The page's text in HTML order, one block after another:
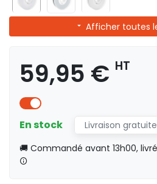
Afficher toutes
59,95 € HT
En stock
Livraison gratuite
🚚 Commandé avant 13h00,